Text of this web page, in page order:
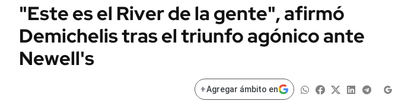
Campo
FINANZAS
Dólar
Sustentabilidad
Seguros
MUNDO
INFORMACIÓN GENERAL
"Este es el River de la gente", afirmó
Demichelis tras el triunfo agónico ante
Newell's
+Agregar ámbito en